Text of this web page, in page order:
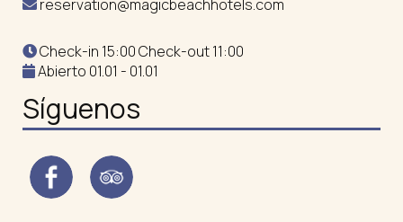
reservation@magicbeachhotels.com
Check-in 15:00 Check-out 11:00
Abierto 01.01 - 01.01
Síguenos